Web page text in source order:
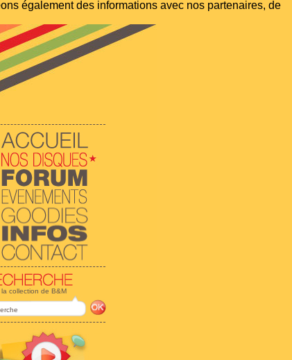
également des informations avec nos partenaires, de
collection de B&M